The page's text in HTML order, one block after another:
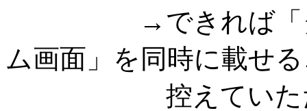
→できれば「タイ
ム画面」を同時に載せ
控えていただけ